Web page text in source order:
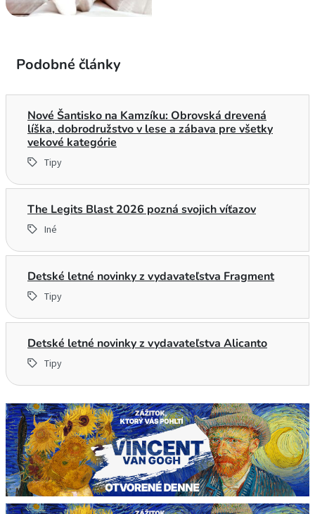
Podobné články
Nové Šantisko na Kamzíku: Obrovská drevená
líška, dobrodružstvo v lese a zábava pre všetky
vekové kategórie
Tipy
The Legits Blast 2026 pozná svojich víťazov
Iné
Detské letné novinky z vydavateľstva Fragment
Tipy
Detské letné novinky z vydavateľstva Alicanto
Tipy